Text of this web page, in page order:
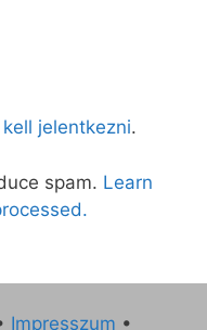
jelentkezni.
spam. Learn
Impresszum •